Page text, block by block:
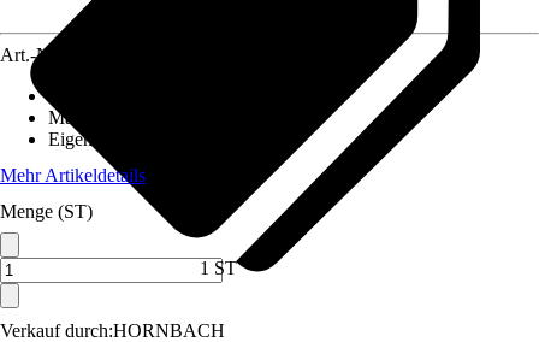
Verkauf durch:HORNBACH
Art.-Nr.
Material
Eigenschaft
Mehr Artikeldetails
Menge (ST)
1 ST